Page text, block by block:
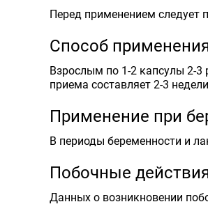
Перед применением следует
Способ
Взрослым по 1-2 капсулы 2-3
приема составляет 2-3
Применение при
В периоды беременности и
Побочные
Данных о возникновении